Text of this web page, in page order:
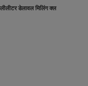
डेलावल मिलिंग क्ल